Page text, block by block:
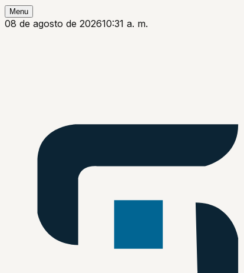
Menu
08 de agosto de 202610:31 a. m.